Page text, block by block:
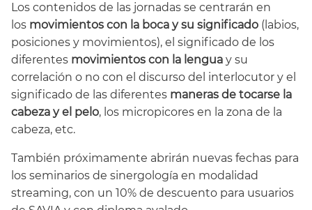
Los contenidos de las jornadas se centrarán en
los movimientos con la boca y su significado (labios,
posiciones y movimientos), el significado de los
diferentes movimientos con la lengua y su
correlación o no con el discurso del interlocutor y el
significado de las diferentes maneras de tocarse la
cabeza y el pelo, los micropicores en la zona de la
cabeza, etc.
También próximamente abrirán nuevas fechas para
los seminarios de sinergología en modalidad
streaming, con un 10% de descuento para usuarios